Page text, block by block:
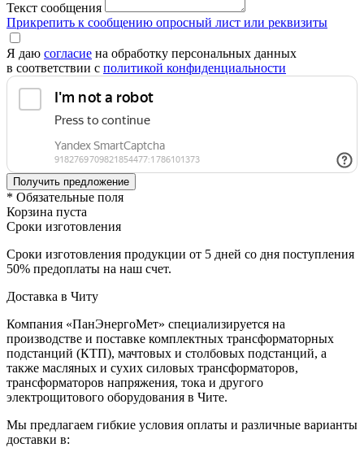
Текст сообщения
Прикрепить к сообщению опросный лист или реквизиты
Я даю согласие на обработку персональных данных
в соответствии с политикой конфиденциальности
* Обязательные поля
Корзина пуста
Сроки изготовления
Сроки изготовления продукции от 5 дней со дня поступления
50% предоплаты на наш счет.
Доставка в Читу
Компания «ПанЭнергоМет» специализируется на
производстве и поставке комплектных трансформаторных
подстанций (КТП), мачтовых и столбовых подстанций, а
также масляных и сухих силовых трансформаторов,
трансформаторов напряжения, тока и другого
электрощитового оборудования в Чите.
Мы предлагаем гибкие условия оплаты и различные варианты
доставки в: